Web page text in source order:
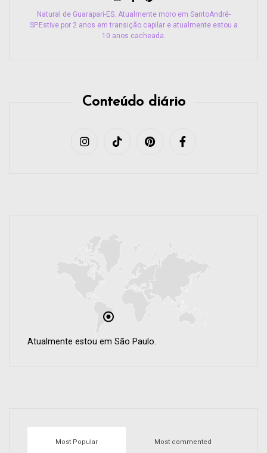
Natural de Guarapari-ES. Atualmente moro em SantoAndré-
SP.Estive por 2 anos em transição capilar e atualmente estou a
10 anos cacheada.
Conteúdo diário
Atualmente estou em São Paulo.
Most Popular Most commented